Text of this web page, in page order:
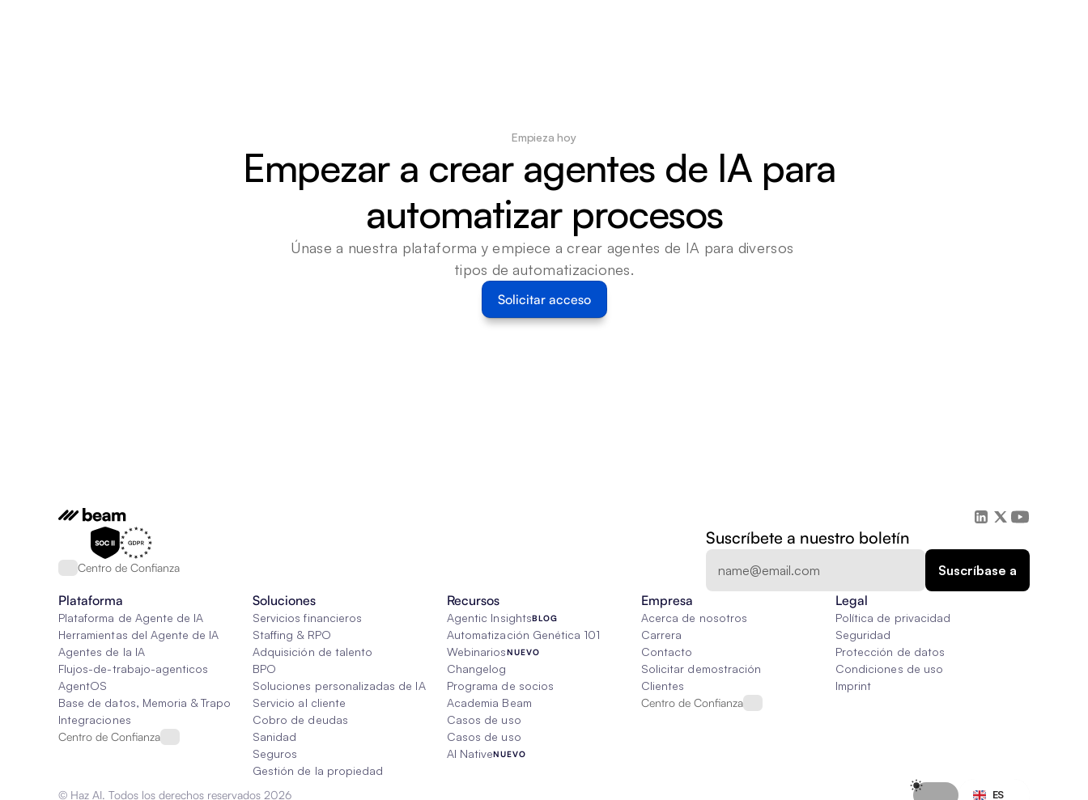
Empieza hoy
Empezar a crear agentes de IA para
automatizar procesos
Únase a nuestra plataforma y empiece a crear agentes de IA para diversos
tipos de automatizaciones.
Solicitar acceso
Centro de Confianza
Suscríbete a nuestro boletín
Plataforma
Plataforma de Agente de IA
Herramientas del Agente de IA
Agentes de la IA
Flujos-de-trabajo-agenticos
AgentOS
Base de datos, Memoria & Trapo
Integraciones
Centro de Confianza
Soluciones
Servicios financieros
Staffing & RPO
Adquisición de talento
BPO
Soluciones personalizadas de IA
Servicio al cliente
Cobro de deudas
Sanidad
Seguros
Gestión de la propiedad
Recursos
Agentic InsightsBLOG
Automatización Genética 101
WebinariosNUEVO
Changelog
Programa de socios
Academia Beam
Casos de uso
Casos de uso
AI NativeNUEVO
Empresa
Acerca de nosotros
Carrera
Contacto
Solicitar demostración
Clientes
Centro de Confianza
Legal
Política de privacidad
Seguridad
Protección de datos
Condiciones de uso
Imprint
© Haz AI. Todos los derechos reservados 2026 ES